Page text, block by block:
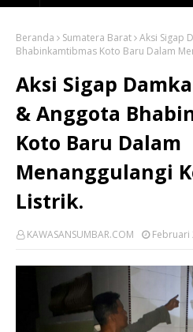
Beranda Sumatera Barat Aksi Sigap
Bhabinkamtibmas Koto Baru Dalam
Aksi Sigap
& Anggota
Koto Baru Dalam
Menanggulangi
Listrik.
KAWASANSUMBAR.COM Februari